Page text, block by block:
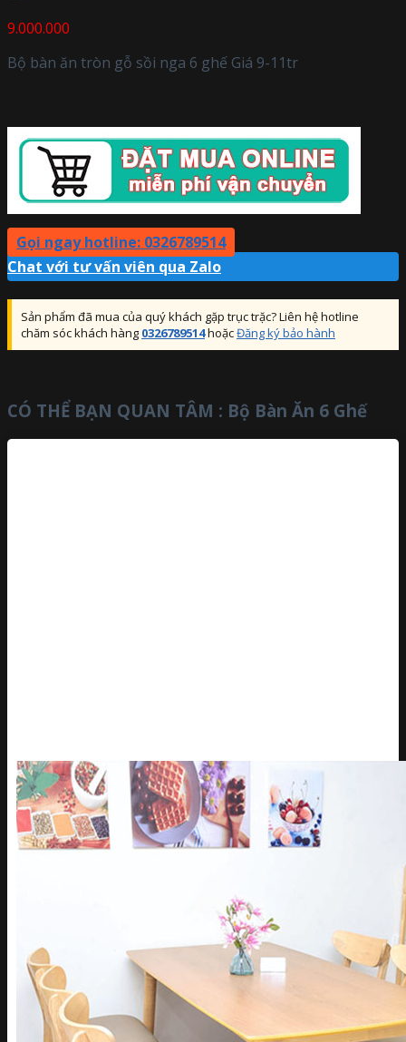
9.000.000
Bộ bàn ăn tròn gỗ sồi nga 6 ghế Giá 9-11tr
Gọi ngay hotline: 0326789514
Chat với tư vấn viên qua Zalo
Sản phẩm đã mua của quý khách gặp trục trặc? Liên hệ hotline
chăm sóc khách hàng 0326789514hoặcĐăng ký bảo hành
CÓ THỂ BẠN QUAN TÂM : Bộ Bàn Ăn 6 Ghế